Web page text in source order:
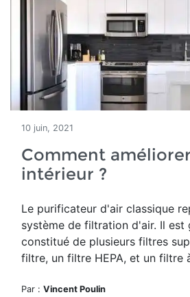
10 juin, 2021
Comment
intérieur ?
Le purificateur d'air classique
système de filtration d'air. Il est
constitué de plusieurs filtres
filtre, un filtre HEPA, et un filtre
Par : Vincent Poulin